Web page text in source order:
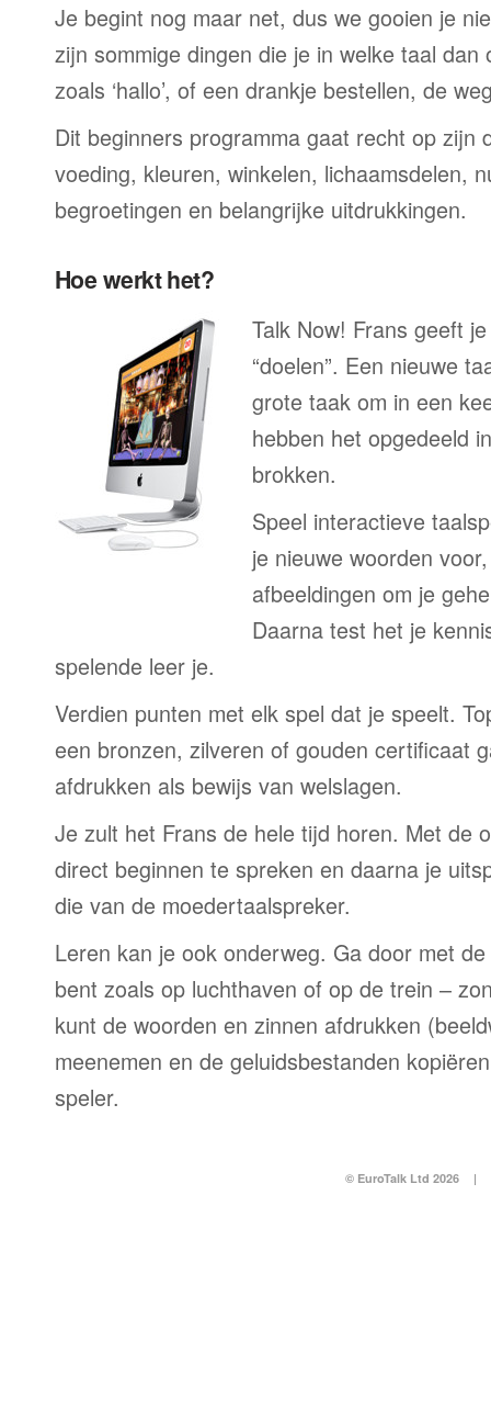
Je begint nog maar net, dus we gooien je
zijn sommige dingen die je in welke taal dan
zoals ‘hallo’, of een drankje bestellen, de
Dit beginners programma gaat recht op zijn
voeding, kleuren, winkelen, lichaamsdelen,
begroetingen en belangrijke uitdrukkingen.
Hoe werkt het?
Talk Now! Frans geeft
“doelen”. Een nieuwe
grote taak om in een
hebben het opgedeeld
brokken.
Speel interactieve
je nieuwe woorden
afbeeldingen om je
Daarna test het je
spelende leer je.
Verdien punten met elk spel dat je speelt.
een bronzen, zilveren of gouden certificaat
afdrukken als bewijs van welslagen.
Je zult het Frans de hele tijd horen. Met de
direct beginnen te spreken en daarna je
die van de moedertaalspreker.
Leren kan je ook onderweg. Ga door met
bent zoals op luchthaven of op de trein –
kunt de woorden en zinnen afdrukken
meenemen en de geluidsbestanden
speler.
© EuroTalk Ltd 2026 |